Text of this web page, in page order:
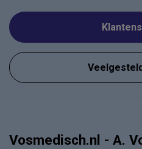
Vosmedisch.nl - A.